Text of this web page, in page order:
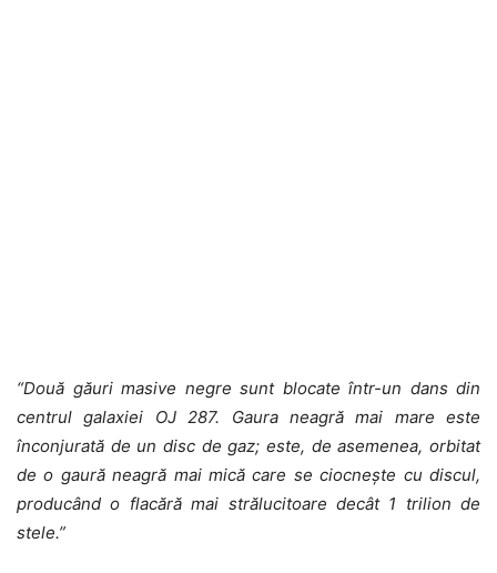
“Două găuri masive negre sunt blocate într-un dans din
centrul galaxiei OJ 287. Gaura neagră mai mare este
înconjurată de un disc de gaz; este, de asemenea, orbitat
de o gaură neagră mai mică care se ciocnește cu discul,
producând o flacără mai strălucitoare decât 1 trilion de
stele.”